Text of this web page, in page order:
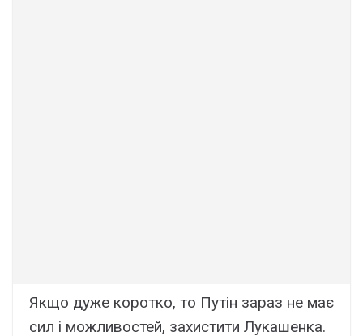
Якщо дуже коротко, то Путін зараз не має
сил і можливостей, захистити Лукашенка.